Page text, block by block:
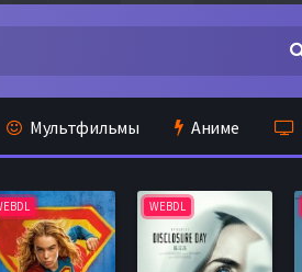
Мультфильмы Аниме
WEBDL